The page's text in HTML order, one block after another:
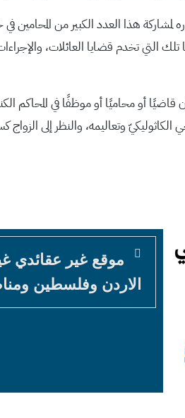
لمشاركة هذا العدد الكبير من
التي تخدم قضايا العائلات،
أو محاميًا أو موظفًا في المحاكم
الكاثوليكيّ وتعاليمه، والنظر إلى
موقع غير عقائدي
الاردن وفلسطين